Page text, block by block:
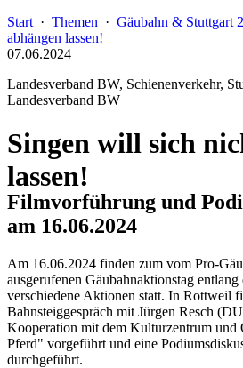
Start · Themen · Gäubahn & Stuttgart
abhängen lassen!
07.06.2024
Landesverband BW, Schienenverkehr,
Landesverband BW
Singen will sich
lassen!
Filmvorführung und
am 16.06.2024
Am 16.06.2024 finden zum vom Pro-
ausgerufenen Gäubahnaktionstag
verschiedene Aktionen statt. In Rottweil
Bahnsteiggespräch mit Jürgen Resch
Kooperation mit dem Kulturzentrum und
Pferd" vorgeführt und eine
durchgeführt.